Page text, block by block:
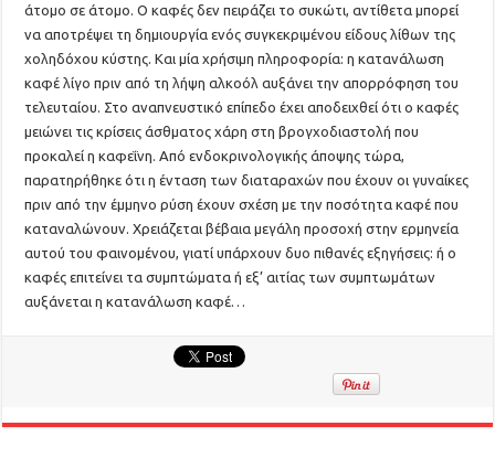
άτομο σε άτομο. Ο καφές δεν πειράζει το συκώτι, αντίθετα μπορεί
να αποτρέψει τη δημιουργία ενός συγκεκριμένου είδους λίθων της
χοληδόχου κύστης. Και μία χρήσιμη πληροφορία: η κατανάλωση
καφέ λίγο πριν από τη λήψη αλκοόλ αυξάνει την απορρόφηση του
τελευταίου. Στο αναπνευστικό επίπεδο έχει αποδειχθεί ότι ο καφές
μειώνει τις κρίσεις άσθματος χάρη στη βρογχοδιαστολή που
προκαλεί η καφεΐνη. Από ενδοκρινολογικής άποψης τώρα,
παρατηρήθηκε ότι η ένταση των διαταραχών που έχουν οι γυναίκες
πριν από την έμμηνο ρύση έχουν σχέση με την ποσότητα καφέ που
καταναλώνουν. Χρειάζεται βέβαια μεγάλη προσοχή στην ερμηνεία
αυτού του φαινομένου, γιατί υπάρχουν δυο πιθανές εξηγήσεις: ή ο
καφές επιτείνει τα συμπτώματα ή εξ’ αιτίας των συμπτωμάτων
αυξάνεται η κατανάλωση καφέ…